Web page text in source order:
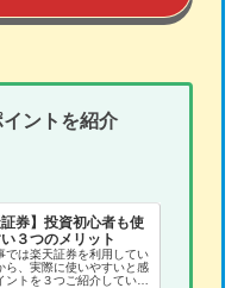
ントを紹介
証券】投資初心者も使
３つのメリット
では楽天証券を利用してい
ら、実際に使いやすいと感
ントを３つご紹介していま